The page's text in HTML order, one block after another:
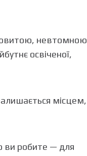
невтомною
освіченої,
місцем,
ви робите — для